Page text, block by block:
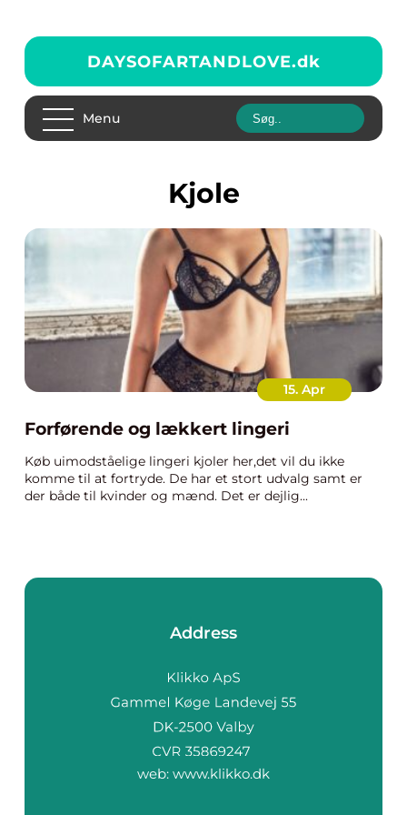
DAYSOFARTANDLOVE.dk
Menu
kjole
15. Apr
Forførende og lækkert lingeri
Køb uimodståelige lingeri kjoler her,det vil du ikke
komme til at fortryde. De har et stort udvalg samt er
der både til kvinder og mænd. Det er dejlig...
Address
web: www.klikko.dk